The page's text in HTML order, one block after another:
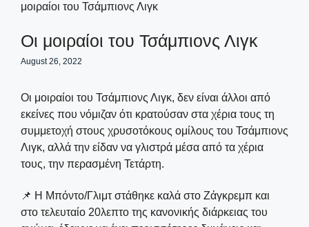
μοιραίοι του Τσάμπιονς Λιγκ
Οι μοιραίοι του Τσάμπιονς Λιγκ
August 26, 2022
Οι μοιραίοι του Τσάμπιονς Λιγκ, δεν είναι άλλοι από
εκείνες που νόμιζαν ότι κρατούσαν στα χέρια τους τη
συμμετοχή στους χρυσοτόκους ομίλους του Τσάμπιονς
Λιγκ, αλλά την είδαν να γλιστρά μέσα από τα χέρια
τους, την περασμένη Τετάρτη.
📌 Η Μπόντο/Γλιμτ στάθηκε καλά στο Ζάγκρεμπ και
στο τελευταίο 20λεπτο της κανονικής διάρκειας του